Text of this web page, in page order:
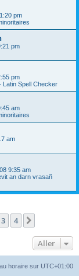
pm
pm
pm
Latin Spell Checker
am
am
9:35 am
an darn vrasañ
3 4
Aller
horaire sur UTC+01:00